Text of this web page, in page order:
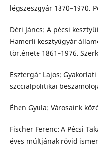
légszeszgyár 1870–1970.
Déri János: A pécsi
Hamerli kesztyűgyár
története 1861–1976.
Esztergár Lajos:
szociálpolitikai
Éhen Gyula: Városaink
Fischer Ferenc: A Pécsi
éves múltjának rövid